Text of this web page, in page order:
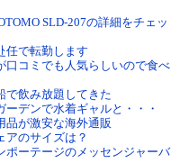
SLD-207の詳細をチェッ
任で転勤します
口コミでも人気らしいので食べ
で飲み放題してきた
ーデンで水着ギャルと・・・
品が激安な海外通販
アのサイズは？
ポーテージのメッセンジャーバ